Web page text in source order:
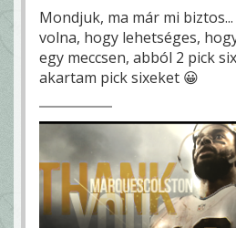
Mondjuk, ma már mi
volna, hogy lehetséges,
egy meccsen, abból 2 pick
akartam pick sixeket 😀